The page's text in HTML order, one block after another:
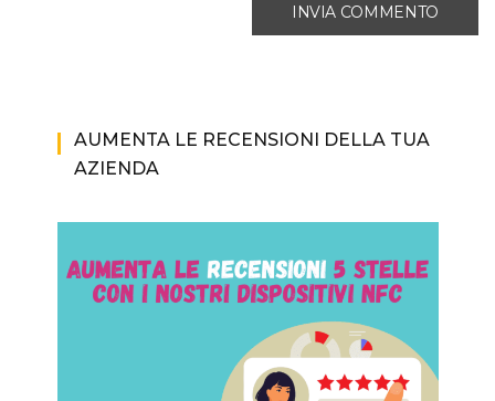
AUMENTA LE RECENSIONI DELLA TUA
AZIENDA